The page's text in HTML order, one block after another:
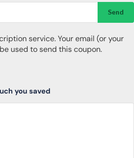
Send
service. Your email (or your
used to send this coupon.
you saved